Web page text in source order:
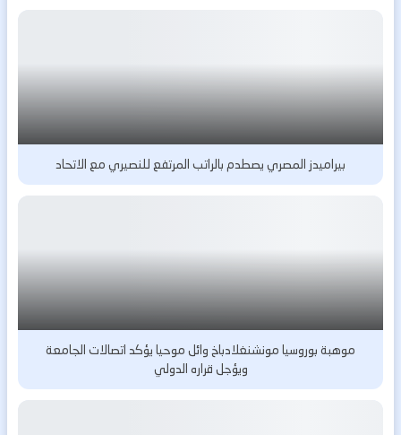
بيراميدز المصري يصطدم بالراتب المرتفع للنصيري مع الاتحاد
موهبة بوروسيا مونشنغلادباخ وائل موحيا يؤكد اتصالات الجامعة
ويؤجل قراره الدولي